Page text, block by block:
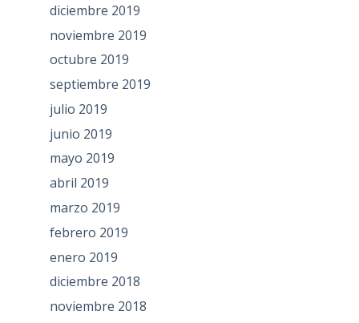
diciembre 2019
noviembre 2019
octubre 2019
septiembre 2019
julio 2019
junio 2019
mayo 2019
abril 2019
marzo 2019
febrero 2019
enero 2019
diciembre 2018
noviembre 2018